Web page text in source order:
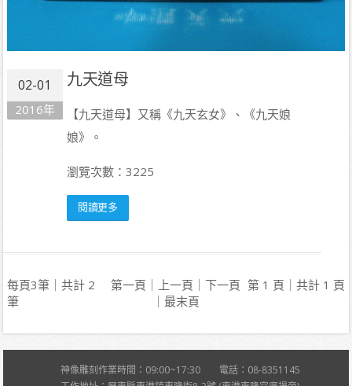
02-01
2016年
九天道母
【九天道母】又稱《九天玄女》、《九天娘
娘》。
瀏覽次數：3225
閱讀更多
每頁3筆｜共計 2
筆
第一頁｜上一頁｜下一頁
｜最末頁
第 1 頁｜共計 1 頁
神像雕刻作業時間：09:00~17:30 電話：08-8351145